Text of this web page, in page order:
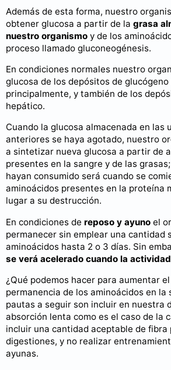
Además de esta forma, nuestro
obtener glucosa a partir de la grasa
nuestro organismo y de los
proceso llamado gluconeogénesis.
En condiciones normales nuestro
glucosa de los depósitos de
principalmente, y también de los
hepático.
Cuando la glucosa almacenada en las
anteriores se haya agotado, nuestro
a sintetizar nueva glucosa a partir de
presentes en la sangre y de las
hayan consumido será cuando se
aminoácidos presentes en la proteína
lugar a su destrucción.
En condiciones de reposo y ayuno el
permanecer sin emplear una cantidad
aminoácidos hasta 2 o 3 días. Sin
se verá acelerado cuando la
¿Qué podemos hacer para aumentar
permanencia de los aminoácidos en la
pautas a seguir son incluir en nuestra
absorción lenta como es el caso de la
incluir una cantidad aceptable de
digestiones, y no realizar
ayunas.